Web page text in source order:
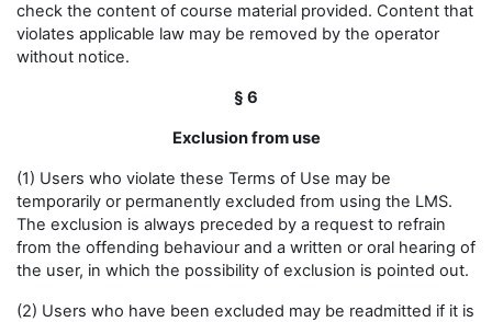
check the content of course material provided. Content that
violates applicable law may be removed by the operator
without notice.
§ 6
Exclusion from use
(1) Users who violate these Terms of Use may be
temporarily or permanently excluded from using the LMS.
The exclusion is always preceded by a request to refrain
from the offending behaviour and a written or oral hearing of
the user, in which the possibility of exclusion is pointed out.
(2) Users who have been excluded may be readmitted if it is